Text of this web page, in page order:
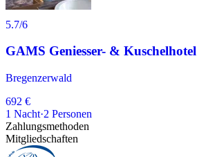
5.7/6
GAMS Geniesser- & Kuschelhotel
Bregenzerwald
692 €
1 Nacht·2 Personen
Zahlungsmethoden
Mitgliedschaften